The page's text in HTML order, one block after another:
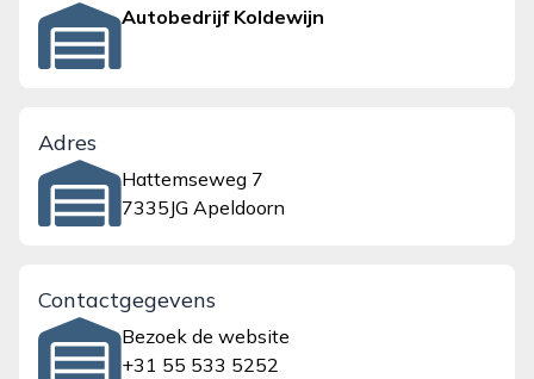
Autobedrijf Koldewijn
Adres
Hattemseweg 7
7335JG Apeldoorn
Contactgegevens
Bezoek de website
+31 55 533 5252